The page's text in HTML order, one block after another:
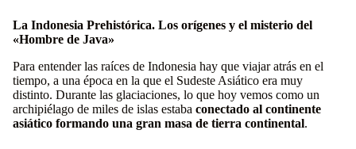
La Indonesia Prehistórica. Los orígenes y el misterio del
«Hombre de Java»
Para entender las raíces de Indonesia hay que viajar atrás en el
tiempo, a una época en la que el Sudeste Asiático era muy
distinto. Durante las glaciaciones, lo que hoy vemos como un
archipiélago de miles de islas estaba conectado al continente
asiático formando una gran masa de tierra continental.